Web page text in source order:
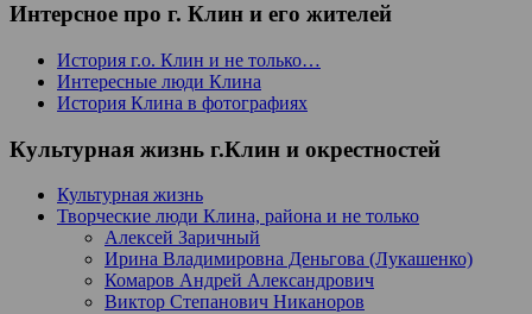
Интерсное про г. Клин и его жителей
История г.о. Клин и не только…
Интересные люди Клина
История Клина в фотографиях
Культурная жизнь г.Клин и окрестностей
Культурная жизнь
Творческие люди Клина, района и не только
Алексей Заричный
Ирина Владимировна Деньгова (Лукашенко)
Комаров Андрей Александрович
Виктор Степанович Никаноров